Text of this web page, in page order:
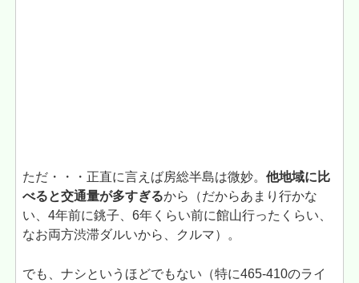
ただ・・・正直に言えば房総半島は微妙。他地域に比
べると交通量が多すぎるから（だからあまり行かな
い、4年前に銚子、6年くらい前に館山行ったくらい、
なお両方渋滞ダルいから、クルマ）。
でも、ナシというほどでもない（特に465-410のライ